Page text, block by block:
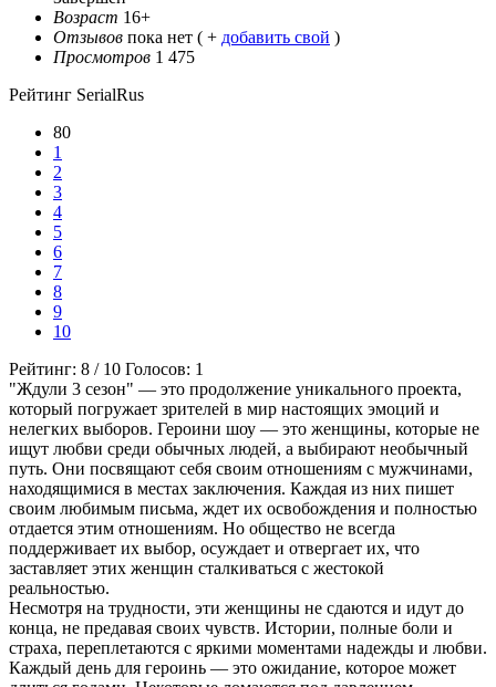
Возраст 16+
Отзывов пока нет ( + добавить свой )
Просмотров 1 475
Рейтинг SerialRus
80
1
2
3
4
5
6
7
8
9
10
Рейтинг: 8 / 10 Голосов: 1
"Ждули 3 сезон" — это продолжение уникального проекта,
который погружает зрителей в мир настоящих эмоций и
нелегких выборов. Героини шоу — это женщины, которые не
ищут любви среди обычных людей, а выбирают необычный
путь. Они посвящают себя своим отношениям с мужчинами,
находящимися в местах заключения. Каждая из них пишет
своим любимым письма, ждет их освобождения и полностью
отдается этим отношениям. Но общество не всегда
поддерживает их выбор, осуждает и отвергает их, что
заставляет этих женщин сталкиваться с жестокой
реальностью.
Несмотря на трудности, эти женщины не сдаются и идут до
конца, не предавая своих чувств. Истории, полные боли и
страха, переплетаются с яркими моментами надежды и любви.
Каждый день для героинь — это ожидание, которое может